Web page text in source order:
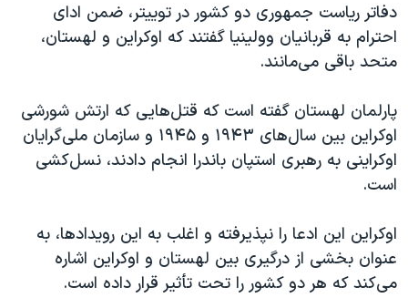
دفاتر ریاست جمهوری دو کشور در توییتر، ضمن ادای
احترام به قربانیان وولینیا گفتند که اوکراین و لهستان،
متحد باقی می‌مانند.
پارلمان لهستان گفته است که قتل‌هایی که ارتش شورشی
اوکراین بین سال‌های ۱۹۴۳ و ۱۹۴۵ و سازمان ملی‌گرایان
اوکراینی به رهبری استپان باندرا انجام دادند، نسل‌کشی
است.
اوکراین این ادعا را نپذیرفته و اغلب به این رویدادها، به
عنوان بخشی از درگیری بین لهستان و اوکراین اشاره
می‌کند که هر دو کشور را تحت تأثیر قرار داده است.